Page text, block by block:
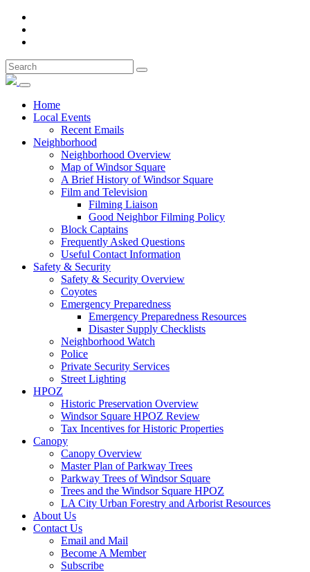
Home
Local Events
Recent Emails
Neighborhood
Neighborhood Overview
Map of Windsor Square
A Brief History of Windsor Square
Film and Television
Filming Liaison
Good Neighbor Filming Policy
Block Captains
Frequently Asked Questions
Useful Contact Information
Safety & Security
Safety & Security Overview
Coyotes
Emergency Preparedness
Emergency Preparedness Resources
Disaster Supply Checklists
Neighborhood Watch
Police
Private Security Services
Street Lighting
HPOZ
Historic Preservation Overview
Windsor Square HPOZ Review
Tax Incentives for Historic Properties
Canopy
Canopy Overview
Master Plan of Parkway Trees
Parkway Trees of Windsor Square
Trees and the Windsor Square HPOZ
LA City Urban Forestry and Arborist Resources
About Us
Contact Us
Email and Mail
Become A Member
Subscribe